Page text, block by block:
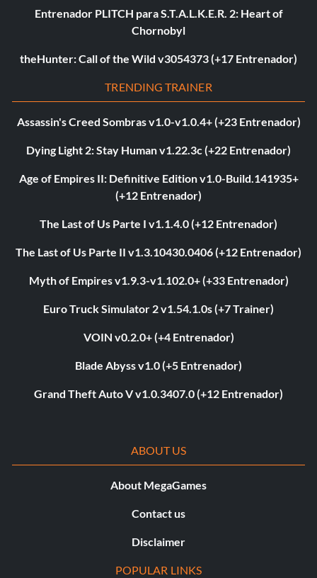
Entrenador PLITCH para S.T.A.L.K.E.R. 2: Heart of
Chornobyl
theHunter: Call of the Wild v3054373 (+17 Entrenador)
TRENDING TRAINER
Assassin's Creed Sombras v1.0-v1.0.4+ (+23 Entrenador)
Dying Light 2: Stay Human v1.22.3c (+22 Entrenador)
Age of Empires II: Definitive Edition v1.0-Build.141935+
(+12 Entrenador)
The Last of Us Parte I v1.1.4.0 (+12 Entrenador)
The Last of Us Parte II v1.3.10430.0406 (+12 Entrenador)
Myth of Empires v1.9.3-v1.102.0+ (+33 Entrenador)
Euro Truck Simulator 2 v1.54.1.0s (+7 Trainer)
VOIN v0.2.0+ (+4 Entrenador)
Blade Abyss v1.0 (+5 Entrenador)
Grand Theft Auto V v1.0.3407.0 (+12 Entrenador)
ABOUT US
About MegaGames
Contact us
Disclaimer
POPULAR LINKS